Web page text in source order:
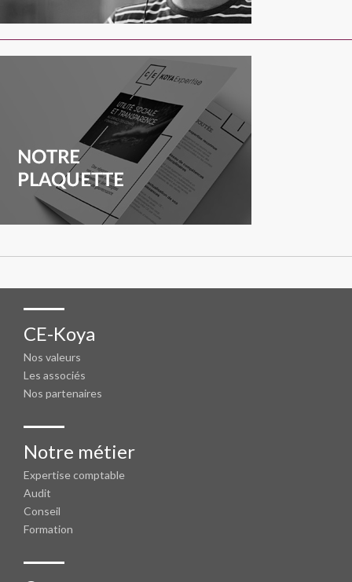
CE-Koya
Nos valeurs
Les associés
Nos partenaires
Notre métier
Expertise comptable
Audit
Conseil
Formation